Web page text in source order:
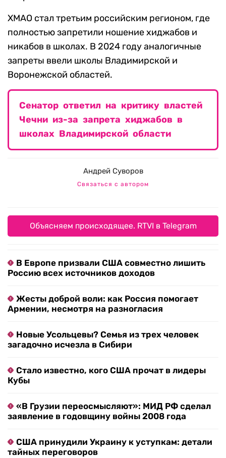
ХМАО стал третьим российским регионом, где
полностью запретили ношение хиджабов и
никабов в школах. В 2024 году аналогичные
запреты ввели школы Владимирской и
Воронежской областей.
Сенатор ответил на критику властей
Чечни из-за запрета хиджабов в
школах Владимирской области
Андрей Суворов
Связаться с автором
Объясняем происходящее. RTVI в Telegram
В Европе призвали США совместно лишить
Россию всех источников доходов
Жесты доброй воли: как Россия помогает
Армении, несмотря на разногласия
Новые Усольцевы? Семья из трех человек
загадочно исчезла в Сибири
Стало известно, кого США прочат в лидеры
Кубы
«В Грузии переосмысляют»: МИД РФ сделал
заявление в годовщину войны 2008 года
США принудили Украину к уступкам: детали
тайных переговоров